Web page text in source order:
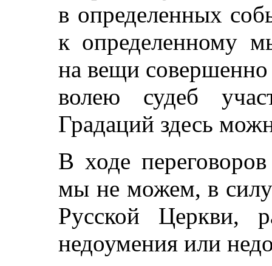
в определенных
к определенному
на вещи совершенно
волею судеб
Градаций здесь
В ходе
мы не можем, в силу
Русской Церкви,
недоумения или